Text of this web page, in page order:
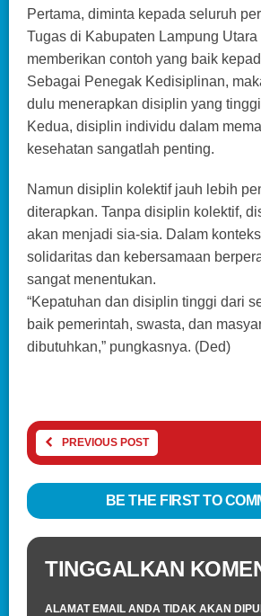
Pertama, diminta kepada seluruh
Tugas di Kabupaten Lampung Utara
memberikan contoh yang baik
Sebagai Penegak Kedisiplinan,
dulu menerapkan disiplin yang
Kedua, disiplin individu dalam
kesehatan sangatlah penting.
Namun disiplin kolektif jauh lebih
diterapkan. Tanpa disiplin kolektif,
akan menjadi sia-sia. Dalam
solidaritas dan kebersamaan
sangat menentukan.
“Kepatuhan dan disiplin tinggi dari
baik pemerintah, swasta, dan
dibutuhkan,” pungkasnya. (Ded)
PREVIOUS POST
BE THE FIRST TO
TINGGALKAN
ALAMAT EMAIL ANDA TIDAK AKAN